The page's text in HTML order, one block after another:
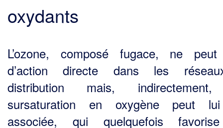
oxydants
L’ozone, composé fugace, ne
d’action directe dans les
distribution mais,
sursaturation en oxygène peut
associée, qui quelquefois